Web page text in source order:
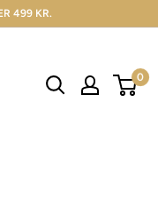
499 KR.
0